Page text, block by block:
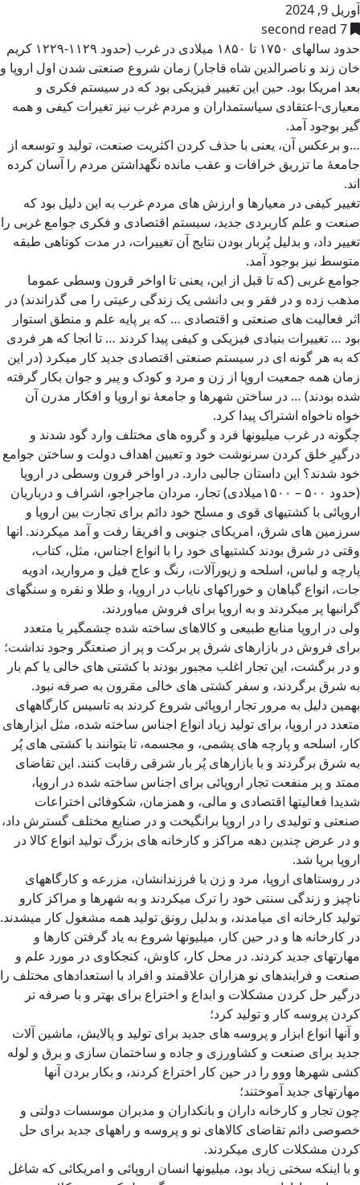
آوریل 9, 2024
7 second read
حدود سالهای ۱۷۵۰ تا ۱۸۵۰ میلادی در غرب (حدود ۱۱۲۹-۱۲۲۹ کریم
خان زند و ناصرالدین شاه قاجار) زمان شروع صنعتی شدن اول اروپا و
بعد امریکا بود. حین این تغییر فیزیکی بود که در سیستم فکری و
معیاری-اعتقادی سیاستمداران و مردم غرب نیز تغیرات کیفی و همه
گیر بوجود آمد.
…و برعکس آن، یعنی با حذف کردن اکثریت صنعت، تولید و توسعه از
جامعۀ ما تزریق خرافات و عقب مانده نگهداشتن مردم را آسان کرده
اند.
تغییر کیفی در معیارها و ارزش های مردم غرب به این دلیل بود که
صنعت و علم کاربردی جدید، سیستم اقتصادی و فکری جوامع غربی را
تغییر داد، و بدلیل پُربار بودن نتایج آن تغییرات، در مدت کوتاهی طبقه
متوسط نیز بوجود آمد.
جوامع غربی (که تا قبل از این، یعنی تا اواخر قرون وسطی عموما
مذهب زده و در فقر و بی دانشی یک زندگی رعیتی را می گذراندند) در
اثر فعالیت های صنعتی و اقتصادی … که بر پایه علم و منطق استوار
بود … تغییرات بنیادی فیزیکی و کیفی پیدا کردند … تا انجا که هر فردی
که به هر گونه ای در سیستم صنعتی اقتصادی جدید کار میکرد (در این
زمان همه جمعیت اروپا از زن و مرد و کودک و پیر و جوان بکار گرفته
شده بودند) … در ساختن شهرها و جامعۀ نو اروپا و افکار مدرن آن
خواه ناخواه اشتراک پیدا کرد.
چگونه در غرب میلیونها فرد و گروه های مختلف وارد گود شدند و
درگیرِ خلق کردن سرنوشت خود و تعیین اهداف دولت و ساختن جوامع
خود شدند؟ این داستان جالبی دارد. در اواخر قرون وسطی در اروپا
(حدود ۵۰۰ – ۱۵۰۰میلادی) تجار، مردان ماجراجو، اشراف و درباریان
اروپائی با کشتیهای قوی و مسلح خود دائم برای تجارت بین اروپا و
سرزمین های شرق، امریکای جنوبی و افریقا رفت و آمد میکردند. انها
وقتی در شرق بودند کشتیهای خود را با انواع اجناس، مثل، کتاب،
پارچه و لباس، اسلحه و زیورآلات، رنگ و عاج فیل و مروارید، ادویه
جات، انواع گیاهان و خوراکهای نایاب در اروپا، و طلا و نقره و سنگهای
گرانبها پر میکردند و به اروپا برای فروش میاوردند.
ولی در اروپا منابع طبیعی و کالاهای ساخته شده چشمگیر یا متعدد
برای فروش در بازارهای شرق پر برکت و پر از صنعتگر وجود نداشت؛
و در برگشت، این تجار اغلب مجبور بودند با کشتی های خالی یا کم بار
به شرق برگردند، و سفر کشتی های خالی مقرون به صرفه نبود.
بهمین دلیل به مرور تجار اروپائی شروع کردند به تاسیس کارگاههای
متعدد در اروپا، برای تولید زیاد انواع اجناس ساخته شده، مثل ابزارهای
کار، اسلحه و پارچه های پشمی، و مجسمه، تا بتوانند با کشتی های پُر
به شرق برگردند و با بازارهای پُر بار شرقی رقابت کنند. این تقاضای
ممتد و پر منفعت تجار اروپائی برای اجناس ساخته شده در اروپا،
شدیدا فعالیتها اقتصادی و مالی، و همزمان، شکوفائی اختراعات
صنعتی و تولیدی را در اروپا برانگیخت و در صنایع مختلف گسترش داد،
و در عرض چندین دهه مراکز و کارخانه های بزرگ تولید انواع کالا در
اروپا برپا شد.
در روستاهای اروپا، مرد و زن با فرزندانشان، مزرعه و کارگاههای
ناچیز و زندگی سنتی خود را ترک میکردند و به شهرها و مراکز کارو
تولید کارخانه ای میامدند، و بدلیل رونق تولید همه مشغول کار میشدند.
در کارخانه ها و در حین کار، میلیونها شروع به یاد گرفتن کارها و
مهارتهای جدید کردند. در محل کار، کاوش، کنجکاوی در مورد علم و
صنعت و فرایندهای نو هزاران علاقمند و افراد با استعدادهای مختلف را
درگیر حل کردن مشکلات و ابداع و اختراع برای بهتر و با صرفه تر
کردن پروسه کار و تولید کرد؛
و آنها انواع ابزار و پروسه های جدید برای تولید و پالایش، ماشین آلات
جدید برای صنعت و کشاورزی و جاده و ساختمان سازی و برق و لوله
کشی شهرها ووو را در حین کار اختراع کردند، و بکار بردن آنها
مهارتهای جدید آموختند؛
چون تجار و کارخانه داران و بانکداران و مدیران موسسات دولتی و
خصوصی دائم تقاضای کالاهای نو و پروسه و راههای جدید برای حل
کردن مشکلات کاری میکردند.
و با اینکه سختی زیاد بود، میلیونها انسان اروپائی و امریکائی که شاغل